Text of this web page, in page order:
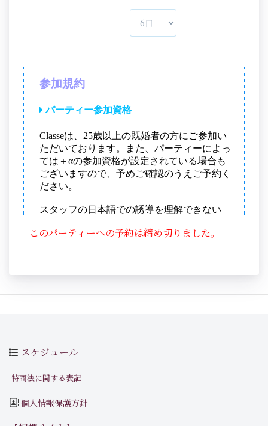
このパーティーへの予約は締め切りました。
スケジュール
特商法に関する表記
個人情報保護方針